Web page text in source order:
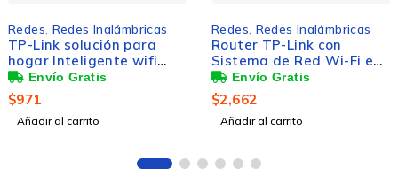
Redes,Redes Inalámbricas
Router TP-Link con
Sistema de Red Wi-Fi en
Malla AC1200 Deco M4,
867 Mbit/s, 2x RJ-45,
2.4/5GHz - 3 Piezas
$2,662
Añadir al carrito
Redes,Redes Inalámbricas
TP-Link Adaptador de
Red USB ARCHER T2U
NANO, Inalámbrico,
WLAN, 633 Mbit/s, Doble
Banda 2.4/5 GHz
$197
Añadir al carrito